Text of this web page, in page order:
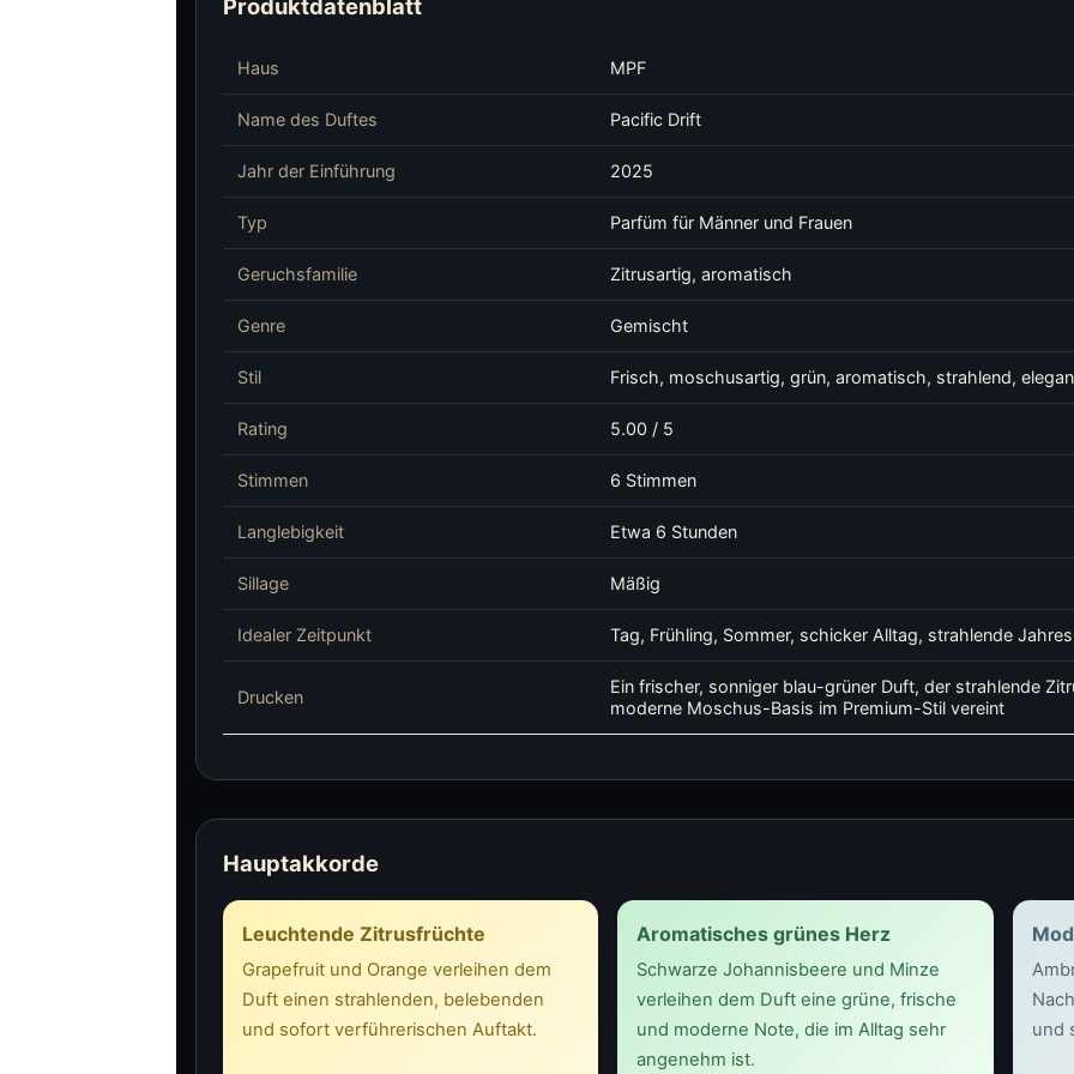
Produktdatenblatt
Haus MPF
Name des Duftes Pacific Drift
Jahr der Einführung 2025
Typ Parfüm für Männer und Frauen
Geruchsfamilie Zitrusartig, aromatisch
Genre Gemischt
Stil Frisch, moschusartig, grün, aromatisch, strahlend,
Rating 5.00 / 5
Stimmen 6 Stimmen
Langlebigkeit Etwa 6 Stunden
Sillage Mäßig
Idealer Zeitpunkt Tag, Frühling, Sommer, schicker Alltag, strahlende
Drucken
Ein frischer, sonniger blau-grüner Duft, der strahlende
moderne Moschus-Basis im Premium-Stil vereint
Hauptakkorde
Leuchtende Zitrusfrüchte
Grapefruit und Orange verleihen dem
Duft einen strahlenden, belebenden
und sofort verführerischen Auftakt.
Aromatisches grünes Herz
Schwarze Johannisbeere und Minze
verleihen dem Duft eine grüne, frische
und moderne Note, die im Alltag sehr
angenehm ist.
und